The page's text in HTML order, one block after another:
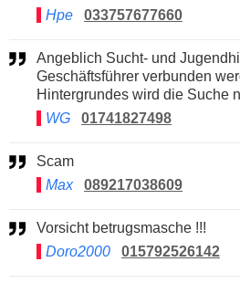
Hpe
033757677660
Angeblich Sucht- und Jugendhilfe, wollen zu
Geschäftsführer verbunden
Hintergrundes wird die Suche
WG
01741827498
Scam
Max
089217038609
Vorsicht betrugsmasche !!!
Doro2000
015792526142